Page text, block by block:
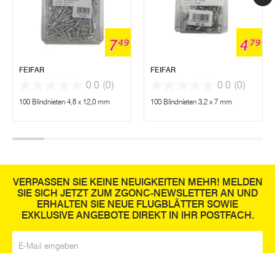
749
FEIFAR
0.0 (0)
100 Blindnieten 4,8 x 12,0 mm
479
FEIFAR
0.0 (0)
100 Blindnieten 3,2 x 7 mm
VERPASSEN SIE KEINE NEUIGKEITEN MEHR! MELDEN
SIE SICH JETZT ZUM ZGONC-NEWSLETTER AN UND
ERHALTEN SIE NEUE FLUGBLÄTTER SOWIE
EXKLUSIVE ANGEBOTE DIREKT IN IHR POSTFACH.